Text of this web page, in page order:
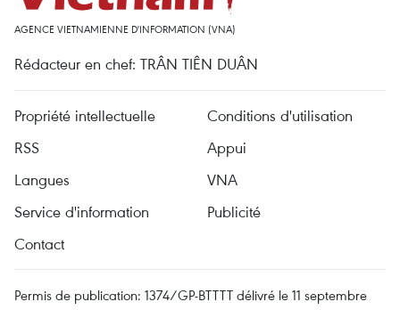
AGENCE VIETNAMIENNE D'INFORMATION (VNA)
Rédacteur en chef: TRÂN TIÊN DUÂN
Propriété intellectuelle
Conditions d'utilisation
RSS
Appui
Langues
VNA
Service d'information
Publicité
Contact
Permis de publication: 1374/GP-BTTTT délivré le 11 septembre